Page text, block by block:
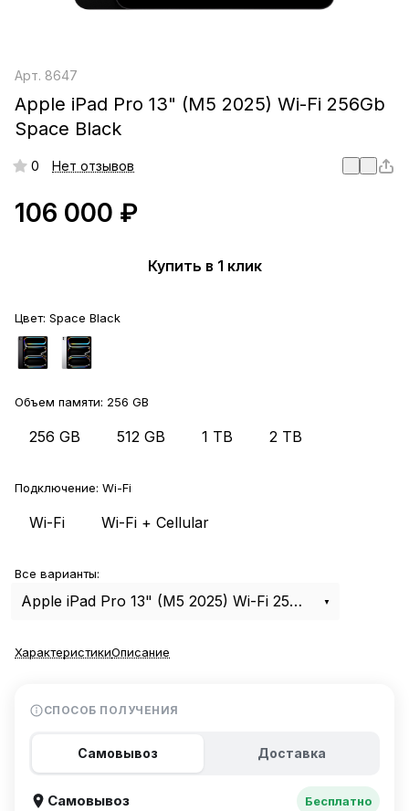
Арт. 8647
Apple iPad Pro 13" (M5 2025) Wi-Fi 256Gb
Space Black
0 Нет отзывов
106 000 ₽
Купить в 1 клик
Цвет: Space Black
Объем памяти: 256 GB
256 GB 512 GB 1 TB 2 TB
Подключение: Wi-Fi
Wi-Fi Wi-Fi + Cellular
Все варианты:
Apple iPad Pro 13" (M5 2025) Wi-Fi 256Gb Space Black
ХарактеристикиОписание
СПОСОБ ПОЛУЧЕНИЯ
Самовывоз Доставка
Самовывоз
Бесплатно